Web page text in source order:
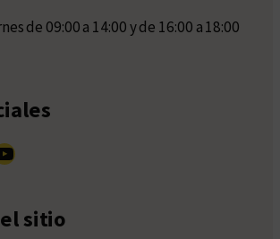
de 09:00 a 14:00 y de 16:00 a 18:00
sitio